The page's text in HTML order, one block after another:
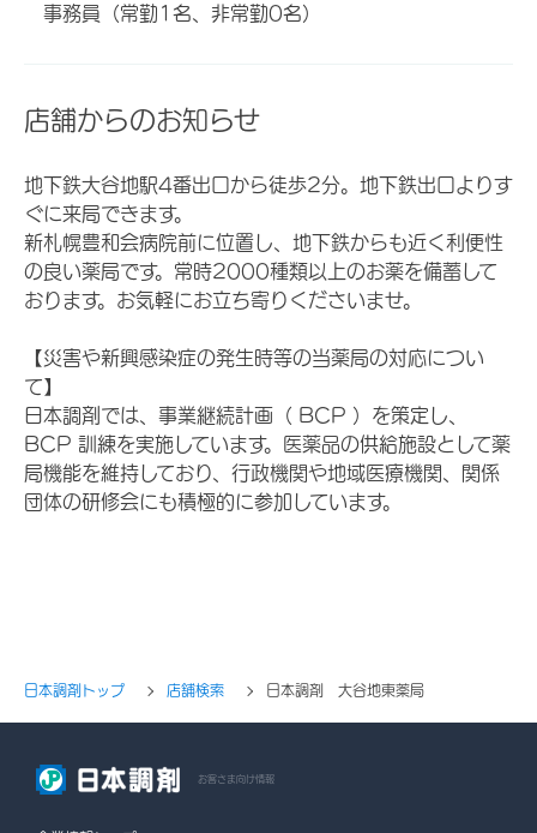
事務員（常勤1名、非常勤0名）
店舗からのお知らせ
地下鉄大谷地駅4番出口から徒歩2分。地下鉄出口よりす
ぐに来局できます。
新札幌豊和会病院前に位置し、地下鉄からも近く利便性
の良い薬局です。常時2000種類以上のお薬を備蓄して
おります。お気軽にお立ち寄りくださいませ。
【災害や新興感染症の発生時等の当薬局の対応につい
て】
日本調剤では、事業継続計画（ BCP ）を策定し、
BCP 訓練を実施しています。医薬品の供給施設として薬
局機能を維持しており、行政機関や地域医療機関、関係
団体の研修会にも積極的に参加しています。
日本調剤トップ 店舗検索 日本調剤 大谷地東薬局
お客さま向け情報